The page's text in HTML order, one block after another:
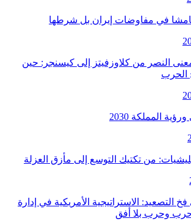
في مفاوضات إيران بل شرطها
النصر من كلاوزفيتز إلى كيسنجر: حين
الحرب
المملكة 2030
من تكتيك التوسع إلى مأزق العزلة
التصعيد: الاستراتيجية الأمريكية في إدارة
حرب وحرب بلا أفق